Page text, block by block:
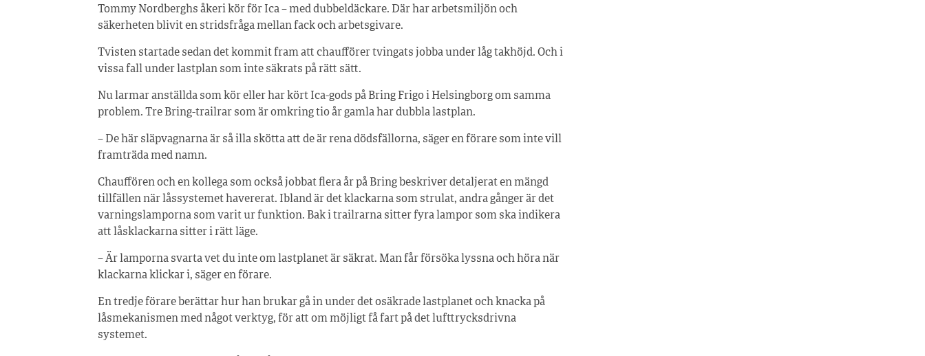
Tommy Nordberghs åkeri kör för Ica – med dubbeldäckare. Där har arbetsmiljön och
säkerheten blivit en stridsfråga mellan fack och arbetsgivare.
Tvisten startade sedan det kommit fram att chaufförer tvingats jobba under låg takhöjd. Och i
vissa fall under lastplan som inte säkrats på rätt sätt.
Nu larmar anställda som kör eller har kört Ica-gods på Bring Frigo i Helsingborg om samma
problem. Tre Bring-trailrar som är omkring tio år gamla har dubbla lastplan.
– De här släpvagnarna är så illa skötta att de är rena dödsfällorna, säger en förare som inte vill
framträda med namn.
Chauffören och en kollega som också jobbat flera år på Bring beskriver detaljerat en mängd
tillfällen när låssystemet havererat. Ibland är det klackarna som strulat, andra gånger är det
varningslamporna som varit ur funktion. Bak i trailrarna sitter fyra lampor som ska indikera
att låsklackarna sitter i rätt läge.
– Är lamporna svarta vet du inte om lastplanet är säkrat. Man får försöka lyssna och höra när
klackarna klickar i, säger en förare.
En tredje förare berättar hur han brukar gå in under det osäkrade lastplanet och knacka på
låsmekanismen med något verktyg, för att om möjligt få fart på det lufttrycksdrivna
systemet.